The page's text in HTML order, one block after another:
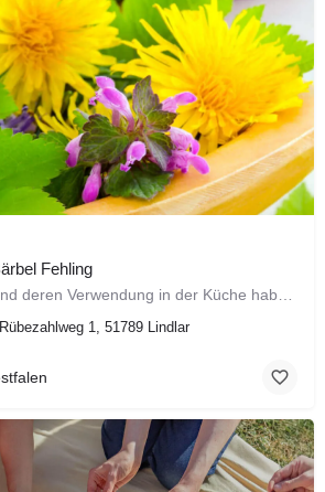
Fehling
Rübezahlweg 1, 51789 Lindlar